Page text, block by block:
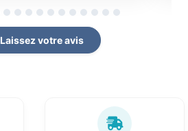
Laissez votre avis